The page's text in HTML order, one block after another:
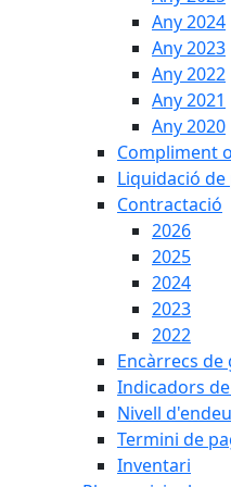
Any 2024
Any 2023
Any 2022
Any 2021
Any 2020
Compliment
Liquidació
Contractació
2026
2025
2024
2023
2022
Encàrrecs de
Indicadors
Nivell
Termini de
Inventari